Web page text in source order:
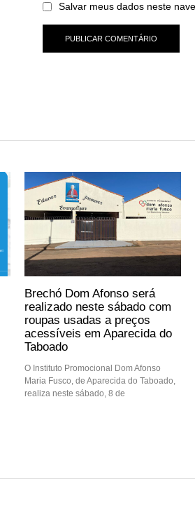
Salvar meus dados neste
Brechó Dom Afonso será
realizado neste sábado com
roupas usadas a preços
acessíveis em Aparecida do
Taboado
O Instituto Promocional Dom Afonso
Maria Fusco, de Aparecida do Taboado,
realiza neste sábado, 8 de